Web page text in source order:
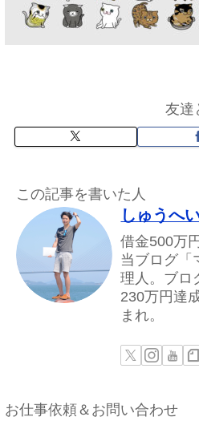
友達
この記事を書いた人
しゅうへ
借金500万
当ブログ「
理人。ブロ
230万円達
まれ。
お仕事依頼＆お問い合わせ